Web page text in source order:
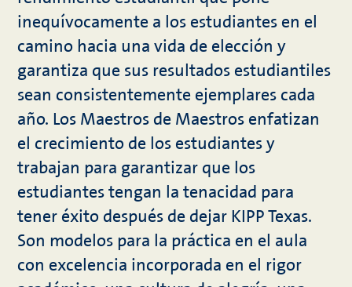
inequívocamente a los estudiantes en el
camino hacia una vida de elección y
garantiza que sus resultados estudiantiles
sean consistentemente ejemplares cada
año. Los Maestros de Maestros enfatizan
el crecimiento de los estudiantes y
trabajan para garantizar que los
estudiantes tengan la tenacidad para
tener éxito después de dejar KIPP Texas.
Son modelos para la práctica en el aula
con excelencia incorporada en el rigor